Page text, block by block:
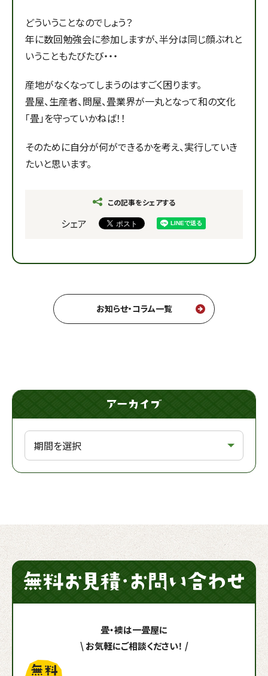
どういうことなのでしょう？
年に数回勉強会に参加しますが、半分は同じ顔ぶれと
いうこともたびたび・・・
産地がなくなってしまうのはすごく困ります。
畳屋、生産者、問屋、畳業界が一丸となって和の文化
「畳」を守っていかねば！！
そのために自分が何ができるかを考え、実行していき
たいと思います。
この記事をシェアする
シェア
お知らせ・コラム一覧
\
畳・襖は一畳屋に
お気軽にご相談ください！ /